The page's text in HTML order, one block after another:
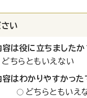
い
容は役に立ちましたか
どちらともいえない
容はわかりやすかった
どちらともい